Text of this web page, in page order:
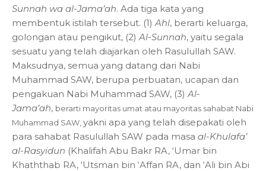
Sunnah wa al-Jama’ah. Ada tiga kata yang
membentuk istilah tersebut. (1)Ahl, berarti keluarga,
golongan atau pengikut, (2) Al-Sunnah, yaitu segala
sesuatu yang telah diajarkan oleh Rasulullah SAW.
Maksudnya, semua yang datang dari Nabi
Muhammad SAW, berupa perbuatan, ucapan dan
pengakuan Nabi Muhammad SAW, (3)Al-
Jama’ah, berarti mayoritas umat atau mayoritas sahabat Nabi
Muhammad SAW, yakni apa yang telah disepakati oleh
para sahabat Rasulullah SAW pada masa al-Khulafa’
al-Rasyidun (Khalifah Abu Bakr RA, ‘Umar bin
Khaththab RA, ‘Utsman bin ‘Affan RA, dan ‘Ali bin Abi